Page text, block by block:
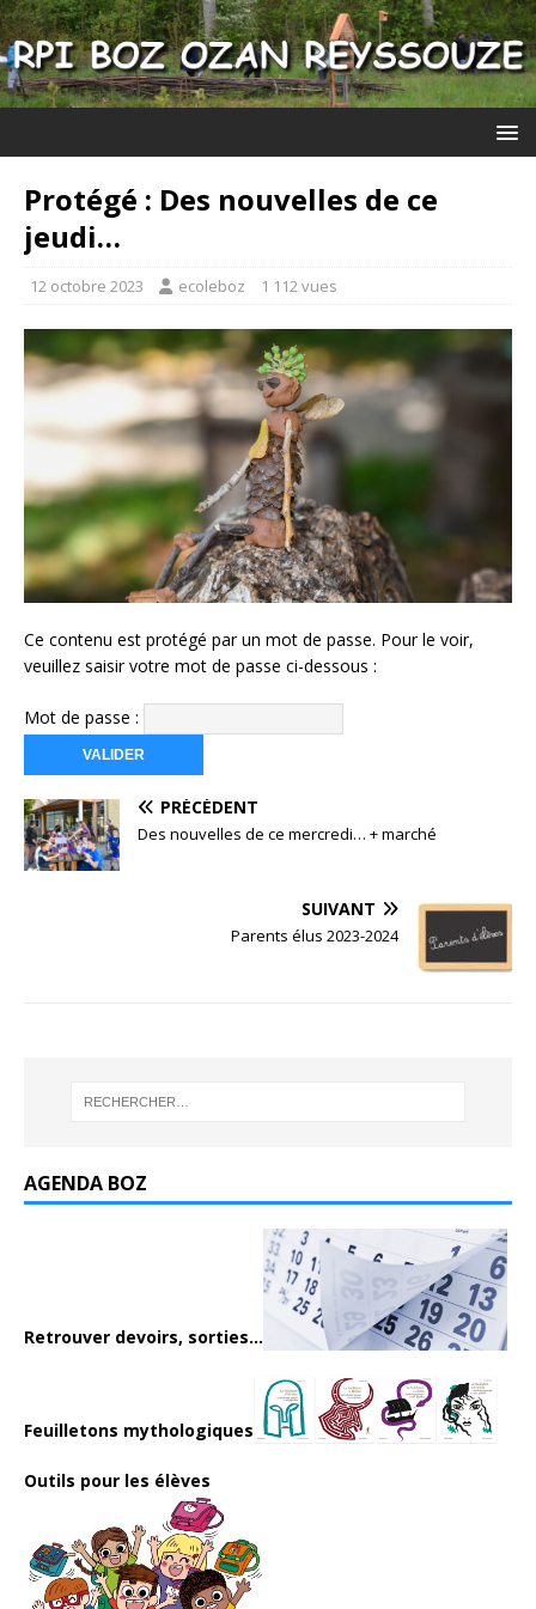
Protégé : Des nouvelles de ce
jeudi…
12 octobre 2023 ecoleboz 1 112 vues
Ce contenu est protégé par un mot de passe. Pour le voir,
veuillez saisir votre mot de passe ci-dessous :
Mot de passe :
PRÉCÉDENT
Des nouvelles de ce mercredi… + marché
SUIVANT
Parents élus 2023-2024
AGENDA BOZ
Retrouver devoirs, sorties...
Feuilletons mythologiques
Outils pour les élèves